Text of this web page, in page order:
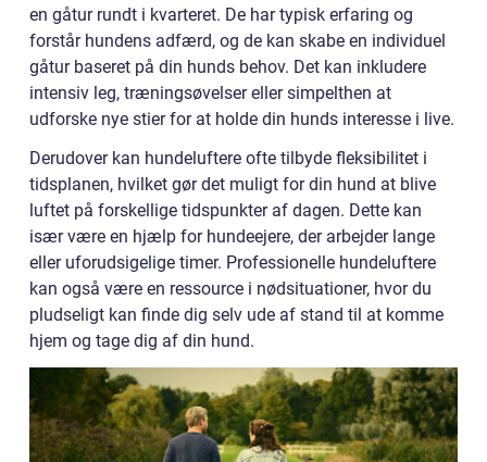
en gåtur rundt i kvarteret. De har typisk erfaring og
forstår hundens adfærd, og de kan skabe en individuel
gåtur baseret på din hunds behov. Det kan inkludere
intensiv leg, træningsøvelser eller simpelthen at
udforske nye stier for at holde din hunds interesse i live.
Derudover kan hundeluftere ofte tilbyde fleksibilitet i
tidsplanen, hvilket gør det muligt for din hund at blive
luftet på forskellige tidspunkter af dagen. Dette kan
især være en hjælp for hundeejere, der arbejder lange
eller uforudsigelige timer. Professionelle hundeluftere
kan også være en ressource i nødsituationer, hvor du
pludseligt kan finde dig selv ude af stand til at komme
hjem og tage dig af din hund.